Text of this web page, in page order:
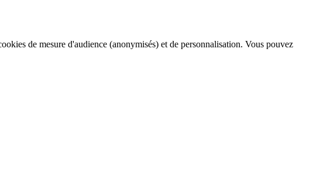
de mesure d'audience (anonymisés) et de personnalisation. Vous pouvez